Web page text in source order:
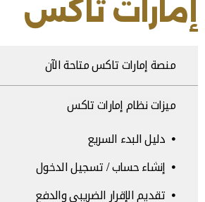
إمارات تاكس
منصة إمارات تاكس متاحة الآن
ميزات نظام إمارات تاكس
دليل البدء السريع
إنشاء حساب / تسجيل الدخول
تقديم الإقرار الضريبي والدفع